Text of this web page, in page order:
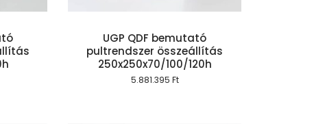
UGP QDF bemutató
pultrendszer összeállítás
250x250x70/100/120h
5.881.395 Ft